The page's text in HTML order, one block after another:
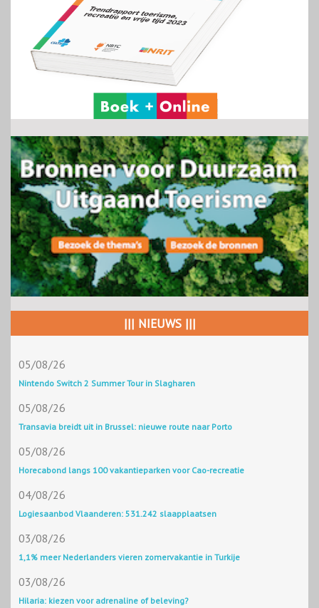
||| NIEUWS |||
05/08/26
Nintendo Switch 2 Summer Tour in Slagharen
05/08/26
Transavia breidt uit in Brussel: nieuwe route naar Porto
05/08/26
Horecabond langs 100 vakantieparken voor Cao-recreatie
04/08/26
Logiesaanbod Vlaanderen: 531.242 slaapplaatsen
03/08/26
1,1% meer Nederlanders vieren zomervakantie in Turkije
03/08/26
Hilaria: kiezen voor adrenaline of beleving?